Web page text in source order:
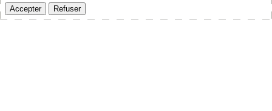
Accepter Refuser